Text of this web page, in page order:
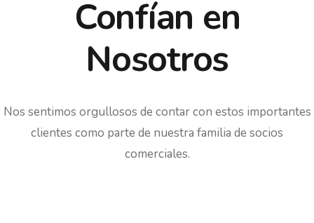
Confían en
Nosotros
Nos sentimos orgullosos de contar con estos importantes
clientes como parte de nuestra familia de socios
comerciales.